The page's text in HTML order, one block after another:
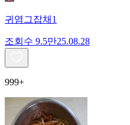
귀염그잡채1
조회수 9.5만25.08.28
999+